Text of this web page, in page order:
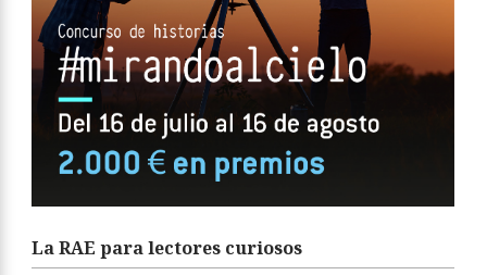
La RAE para lectores curiosos